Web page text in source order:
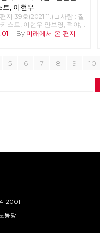
트, 이현우
지 39호(2021.11.) □ 사람 : 질
스트, 이현우 안보영, 적야,
해고자에서 활동가로, 그리
해야 하는 게 타당한가? 노
자가 아니면 무엇인가?’ 그
활동의 근거다.
| By 미래에서 온 편지
5 6 7 8 9 10
2001 |
동당 |